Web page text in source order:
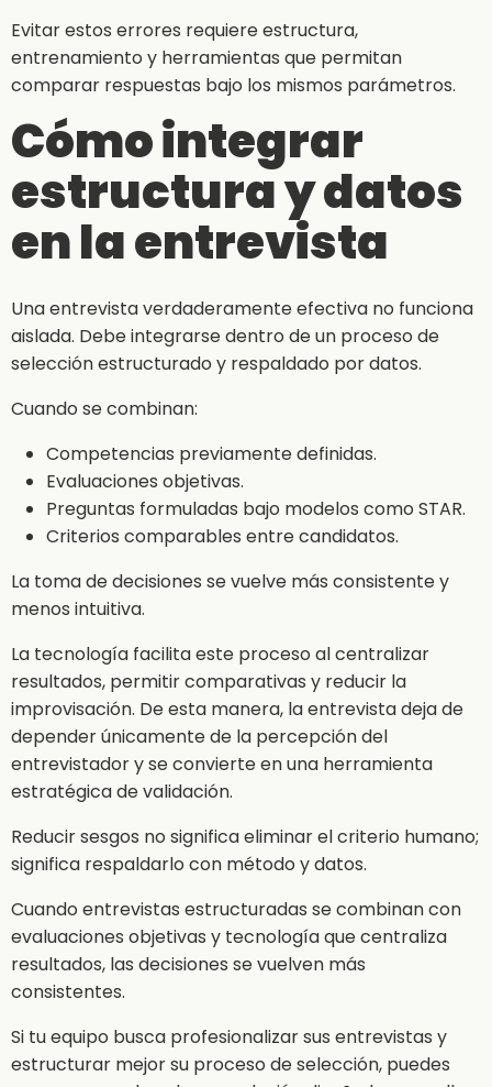
Evitar estos errores requiere estructura,
entrenamiento y herramientas que permitan
comparar respuestas bajo los mismos parámetros.
Cómo integrar
estructura y datos
en la entrevista
Una entrevista verdaderamente efectiva no funciona
aislada. Debe integrarse dentro de un proceso de
selección estructurado y respaldado por datos.
Cuando se combinan:
Competencias previamente definidas.
Evaluaciones objetivas.
Preguntas formuladas bajo modelos como STAR.
Criterios comparables entre candidatos.
La toma de decisiones se vuelve más consistente y
menos intuitiva.
La tecnología facilita este proceso al centralizar
resultados, permitir comparativas y reducir la
improvisación. De esta manera, la entrevista deja de
depender únicamente de la percepción del
entrevistador y se convierte en una herramienta
estratégica de validación.
Reducir sesgos no significa eliminar el criterio humano;
significa respaldarlo con método y datos.
Cuando entrevistas estructuradas se combinan con
evaluaciones objetivas y tecnología que centraliza
resultados, las decisiones se vuelven más
consistentes.
Si tu equipo busca profesionalizar sus entrevistas y
estructurar mejor su proceso de selección, puedes